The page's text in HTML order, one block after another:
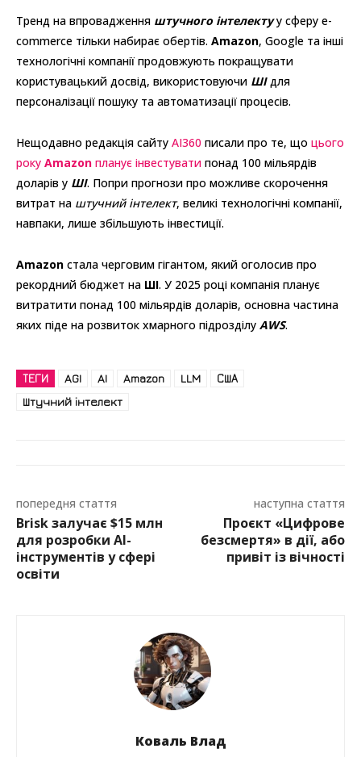
Тренд на впровадження штучного інтелектуу сферу e-
commerce тільки набирає обертів. Amazon, Google та інші
технологічні компанії продовжують покращувати
користувацький досвід, використовуючи ШІдля
персоналізації пошуку та автоматизації процесів.
Нещодавно редакція сайту AI360 писали про те, що цього
року Amazon планує інвестувати понад 100 мільярдів
доларів у ШІ. Попри прогнози про можливе скорочення
витрат на штучний інтелект, великі технологічні компанії,
навпаки, лише збільшують інвестиції.
Amazon стала черговим гігантом, який оголосив про
рекордний бюджет на ШІ. У 2025 році компанія планує
витратити понад 100 мільярдів доларів, основна частина
яких піде на розвиток хмарного підрозділу AWS.
ТЕГИ AGI AI Amazon LLM
США
Штучний інтелект
попередня стаття
Brisk залучає $15 млн
для розробки AI-
інструментів у сфері
освіти
наступна стаття
Проєкт «Цифрове
безсмертя» в дії, або
привіт із вічності
Коваль Влад